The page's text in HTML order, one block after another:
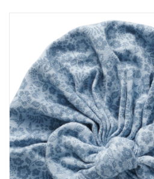
GRATIS VERZENDEN (vanaf EUR